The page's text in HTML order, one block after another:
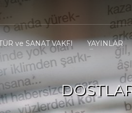
ve SANAT VAKFI YAYINLAR